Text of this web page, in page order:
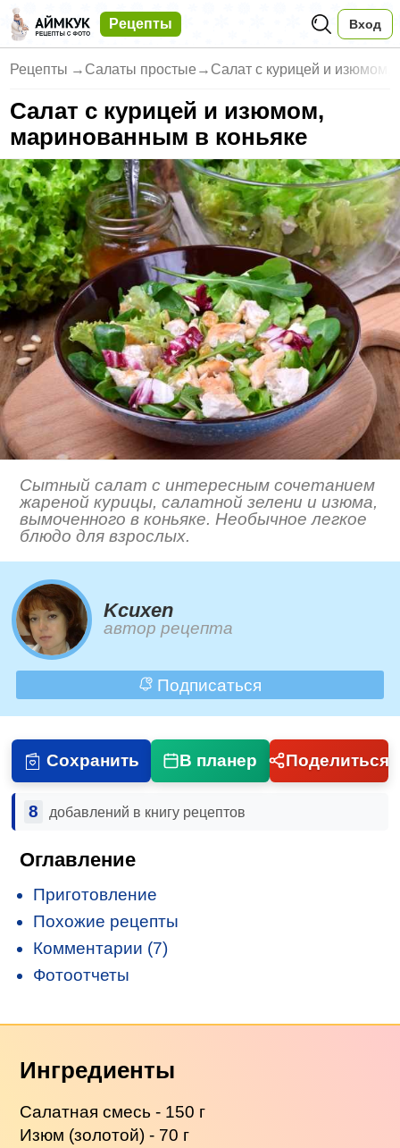
Рецепты Вход
Рецепты → Салаты простые → Салат с курицей и изюмом,
Салат с курицей и изюмом,
маринованным в коньяке
Сытный салат с интересным сочетанием
жареной курицы, салатной зелени и изюма,
вымоченного в коньяке. Необычное легкое
блюдо для взрослых.
Kcuxen
автор рецепта
Подписаться
Сохранить В планер Поделиться
8 добавлений в книгу рецептов
Оглавление
Приготовление
Похожие рецепты
Комментарии (7)
Фотоотчеты
Ингредиенты
Салатная смесь - 150 г
Изюм (золотой) - 70 г